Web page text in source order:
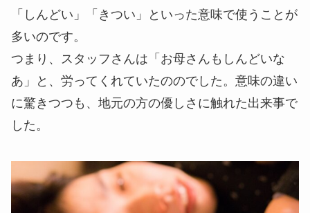
「しんどい」「きつい」
といった意味で使うことが
多いのです。
つまり、スタッフさんは 「お母さんもしんどいな
あ」
と、労ってくれていたののでした。意味の違い
に驚きつつも、地元の方の優しさに触れた出来事で
した。